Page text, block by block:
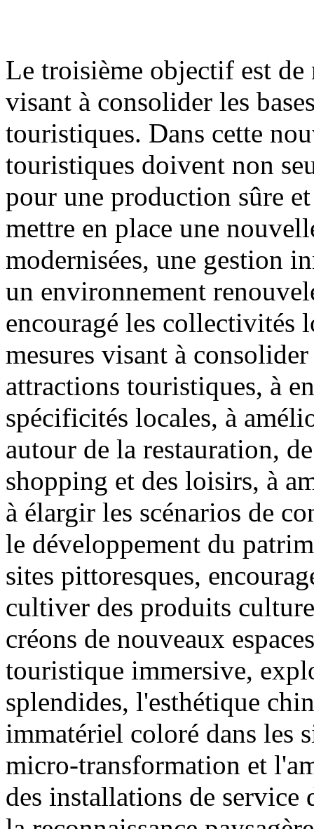
Le troisième objectif est de
visant à consolider les
touristiques. Dans cette
touristiques doivent non
pour une production sûre
mettre en place une
modernisées, une gestion
un environnement
encouragé les collectivités
mesures visant à
attractions touristiques, à
spécificités locales, à
autour de la restauration,
shopping et des loisirs, à
à élargir les scénarios de
le développement du
sites pittoresques,
cultiver des produits
créons de nouveaux
touristique immersive,
splendides, l'esthétique
immatériel coloré dans les
micro-transformation et
des installations de service